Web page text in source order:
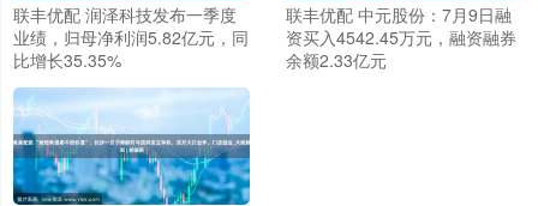
联丰优配 润泽科技发布一季度
业绩，归母净利润5.82亿元，同
比增长35.35%
联丰优配 中元股份：7月9日融
资买入4542.45万元，融资融券
余额2.33亿元